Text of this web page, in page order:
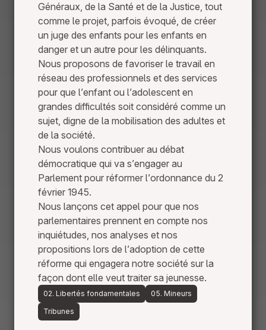
Généraux, de la Santé et de la Justice, tout
comme le projet, parfois évoqué, de créer
un juge des enfants pour les enfants en
danger et un autre pour les délinquants.
Nous proposons de favoriser le travail en
réseau des professionnels et des services
pour que l’enfant ou l’adolescent en
grandes difficultés soit considéré comme un
sujet, digne de la mobilisation des adultes et
de la société.
Nous voulons contribuer au débat
démocratique qui va s’engager au
Parlement pour réformer l’ordonnance du 2
février 1945.
Nous lançons cet appel pour que nos
parlementaires prennent en compte nos
inquiétudes, nos analyses et nos
propositions lors de l’adoption de cette
réforme qui engagera notre société sur la
façon dont elle veut traiter sa jeunesse.
02. Libertés fondamentales
05. Mineurs
Tribunes